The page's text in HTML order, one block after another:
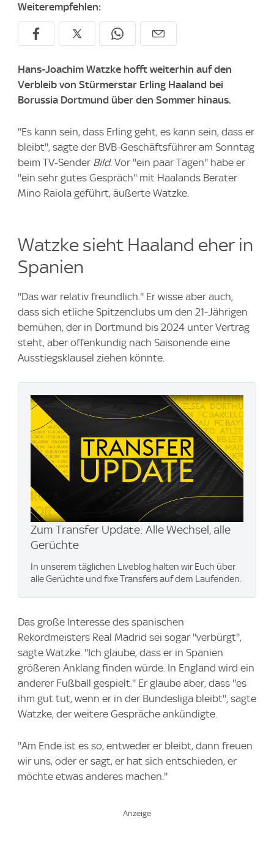
Weiterempfehlen:
Hans-Joachim Watzke hofft weiterhin auf den
Verbleib von Stürmerstar Erling Haaland bei
Borussia Dortmund über den Sommer hinaus.
''Es kann sein, dass Erling geht, es kann sein, dass er
bleibt'', sagte der BVB-Geschäftsführer am Sonntag
beim TV-Sender Bild. Vor ''ein paar Tagen'' habe er
''ein sehr gutes Gespräch'' mit Haalands Berater
Mino Raiola geführt, äußerte Watzke.
Watzke sieht Haaland eher in
Spanien
''Das war relativ freundlich.'' Er wisse aber auch,
dass sich etliche Spitzenclubs um den 21-Jährigen
bemühen, der in Dortmund bis 2024 unter Vertrag
steht, aber offenkundig nach Saisonende eine
Ausstiegsklausel ziehen könnte.
Zum Transfer Update: Alle Wechsel, alle
Gerüchte
In unserem täglichen Liveblog halten wir Euch über
alle Gerüchte und fixe Transfers auf dem Laufenden.
Das große Interesse des spanischen
Rekordmeisters Real Madrid sei sogar ''verbürgt'',
sagte Watzke. ''Ich glaube, dass er in Spanien
größeren Anklang finden würde. In England wird ein
anderer Fußball gespielt.'' Er glaube aber, dass ''es
ihm gut tut, wenn er in der Bundesliga bleibt'', sagte
Watzke, der weitere Gespräche ankündigte.
''Am Ende ist es so, entweder er bleibt, dann freuen
wir uns, oder er sagt, er hat sich entschieden, er
möchte etwas anderes machen.''